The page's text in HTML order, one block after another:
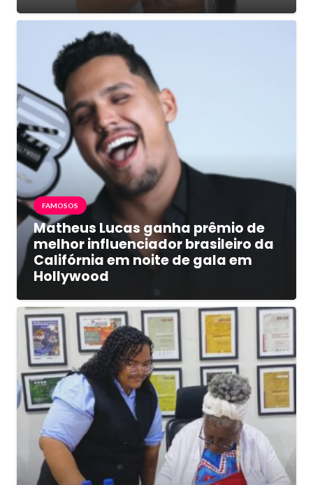
FAMOSOS
Matheus Lucas ganha prêmio de
melhor influenciador brasileiro da
Califórnia em noite de gala em
Hollywood